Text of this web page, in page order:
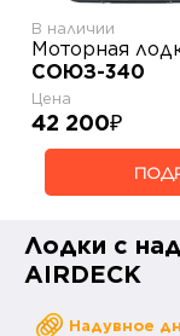
Моторная
СОЮЗ-340
В наличии
Цена
42 200₽
Лодки с
AIRDECK
Надувное